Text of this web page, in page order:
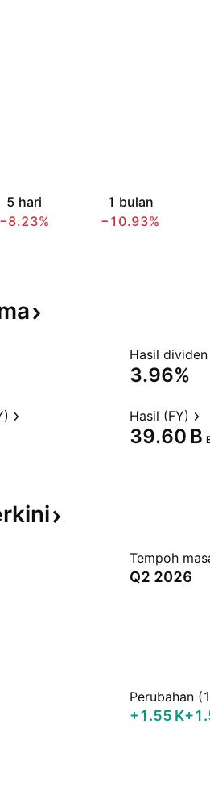
5 hari
−8.23%
1 bulan
−10.93%
Hasil
3.96%
Hasil (FY)
‪39.60 B‬
Tempoh
Q2 2026
Perubahan
‪+1.55 K‬